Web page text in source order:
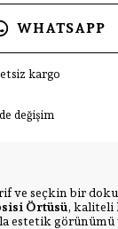
WHATSAPP
kargo
değişim
ve seçkin bir
Örtüsü, kaliteli
estetik görünümü